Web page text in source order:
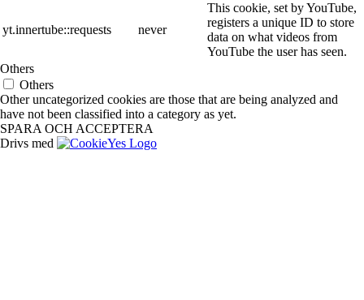
yt.innertube::requests never
This cookie, set by YouTube,
registers a unique ID to store
data on what videos from
YouTube the user has seen.
Others
Others
Other uncategorized cookies are those that are being analyzed and
have not been classified into a category as yet.
SPARA OCH ACCEPTERA
Drivs med